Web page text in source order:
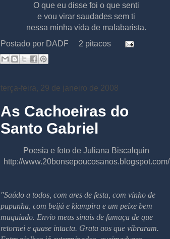
O que eu disse foi o que senti
e vou virar saudades sem ti
nessa minha vida de malabarista.
Postado por DADF 2 pitacos
terça-feira, 29 de janeiro de 2008
As Cachoeiras do
Santo Gabriel
Poesia e foto de Juliana Biscalquin
http://www.20bonsepoucosanos.blogspot.com/
"Saúdo a todos, com ares de festa, com vinho de
pupunha, com beijú e kiampira e um peixe bem
muquiado. Envio meus sinais de fumaça de que
retornei e quase intacta. Grata aos que vibraram.